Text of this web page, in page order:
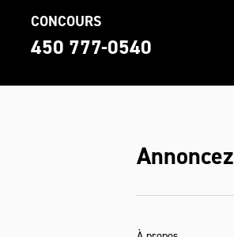
CONCOURS
450 777-0540
Annoncez